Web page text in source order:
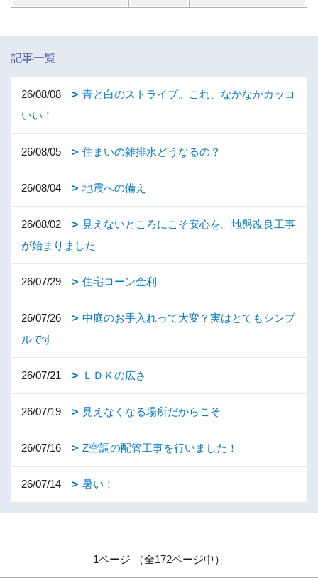
記事一覧
26/08/08
青と白のストライプ。これ、なかなかカッコ
いい！
26/08/05 住まいの雑排水どうなるの？
26/08/04 地震への備え
26/08/02
見えないところにこそ安心を。地盤改良工事
が始まりました
26/07/29 住宅ローン金利
26/07/26
中庭のお手入れって大変？実はとてもシンプ
ルです
26/07/21 ＬＤＫの広さ
26/07/19 見えなくなる場所だからこそ
26/07/16 Z空調の配管工事を行いました！
26/07/14 暑い！
1ページ （全172ページ中）